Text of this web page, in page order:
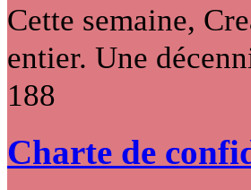
Cette semaine,
entier. Une
188
Charte de